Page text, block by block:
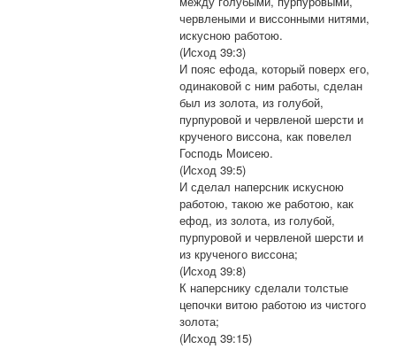
червлеными и виссонными нитями,
искусною работою.
(Исход 39:3)
И пояс ефода, который поверх его,
одинаковой с ним работы, сделан
был из золота, из голубой,
пурпуровой и червленой шерсти и
крученого виссона, как повелел
Господь Моисею.
(Исход 39:5)
И сделал наперсник искусною
работою, такою же работою, как
ефод, из золота, из голубой,
пурпуровой и червленой шерсти и
из крученого виссона;
(Исход 39:8)
К наперснику сделали толстые
цепочки витою работою из чистого
золота;
(Исход 39:15)